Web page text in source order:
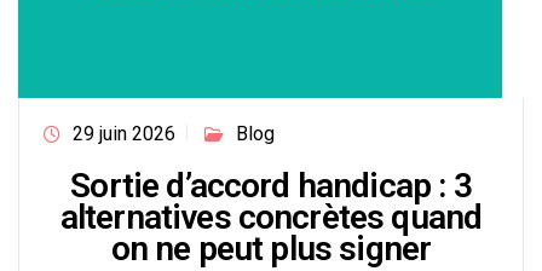
29 juin 2026 Blog
Sortie d’accord handicap : 3
alternatives concrètes quand
on ne peut plus signer